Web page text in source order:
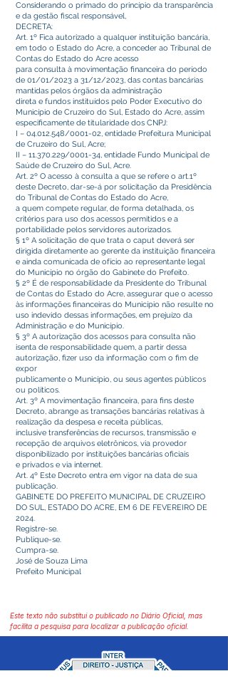
Considerando o primado do princípio da transparência
e da gestão fiscal responsável,
DECRETA:
Art. 1º Fica autorizado a qualquer instituição bancária,
em todo o Estado do Acre, a conceder ao Tribunal de
Contas do Estado do Acre acesso
para consulta à movimentação financeira do período
de 01/01/2023 a 31/12/2023, das contas bancárias
mantidas pelos órgãos da administração
direta e fundos instituídos pelo Poder Executivo do
Município de Cruzeiro do Sul, Estado do Acre, assim
especificamente de titularidade dos CNPJ:
I – 04.012.548/0001-02, entidade Prefeitura Municipal
de Cruzeiro do Sul, Acre;
II – 11.370.229/0001-34, entidade Fundo Municipal de
Saúde de Cruzeiro do Sul, Acre.
Art. 2º O acesso à consulta a que se refere o art.1º
deste Decreto, dar-se-á por solicitação da Presidência
do Tribunal de Contas do Estado do Acre,
a quem compete regular, de forma detalhada, os
critérios para uso dos acessos permitidos e a
portabilidade pelos servidores autorizados.
§ 1º A solicitação de que trata o caput deverá ser
dirigida diretamente ao gerente da instituição financeira
e ainda comunicada de ofício ao representante legal
do Município no órgão do Gabinete do Prefeito.
§ 2º É de responsabilidade da Presidente do Tribunal
de Contas do Estado do Acre, assegurar que o acesso
às informações financeiras do Município não resulte no
uso indevido dessas informações, em prejuízo da
Administração e do Município.
§ 3º A autorização dos acessos para consulta não
isenta de responsabilidade quem, a partir dessa
autorização, fizer uso da informação com o fim de
expor
publicamente o Município, ou seus agentes públicos
ou políticos.
Art. 3º A movimentação financeira, para fins deste
Decreto, abrange as transações bancárias relativas à
realização da despesa e receita públicas,
inclusive transferências de recursos, transmissão e
recepção de arquivos eletrônicos, via provedor
disponibilizado por instituições bancárias oficiais
e privados e via internet.
Art. 4º Este Decreto entra em vigor na data de sua
publicação.
GABINETE DO PREFEITO MUNICIPAL DE CRUZEIRO
DO SUL, ESTADO DO ACRE, EM 6 DE FEVEREIRO DE
2024.
Registre-se.
Publique-se.
Cumpra-se.
José de Souza Lima
Prefeito Municipal
Este texto não substitui o publicado no Diário Oficial, mas
facilita a pesquisa para localizar a publicação oficial.